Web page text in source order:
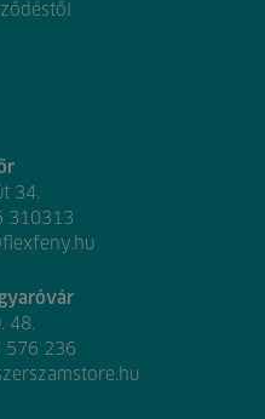
34.
310313
48.
576 236